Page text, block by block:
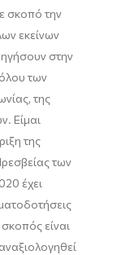
σκοπό την
εκείνων
στην
των
της
Είμαι
της
των
έχει
είναι